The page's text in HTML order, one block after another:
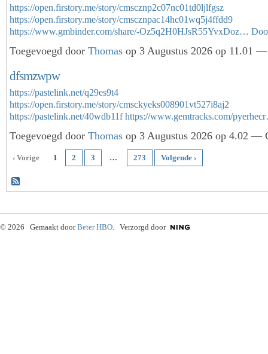
https://open.firstory.me/story/cmscznp2c07nc01td0ljlfgsz
https://open.firstory.me/story/cmscznpac14hc01wq5j4ffdd9
https://www.gmbinder.com/share/-Oz5q2H0HJsR55YvxDoz…
Toegevoegd door Thomas op 3 Augustus 2026 op 11.01 —
dfsmzwpw
https://pastelink.net/q29es9t4
https://open.firstory.me/story/cmsckyeks008901vt527i8aj2
https://pastelink.net/40wdb11f https://www.gemtracks.com/
Toegevoegd door Thomas op 3 Augustus 2026 op 4.02 —
‹ Vorige 1 2 3 … 273 Volgende ›
© 2026 Gemaakt doorBeter HBO. Verzorgd door